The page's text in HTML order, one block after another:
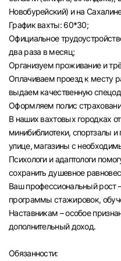
Новобурейский) и на
График вахты: 60*30;
Официальное
два раза в месяц;
Организуем проживание и
Оплачиваем проезд к месту
выдаем качественную
Оформляем полис
В наших вахтовых городках
минибиблиотеки, спортзалы
улице, магазины с
Психологи и адаптологи
сохранить душевное
Ваш профессиональный рост
программы стажировок,
Наставникам – особое
дополнительный доход.
Обязанности: